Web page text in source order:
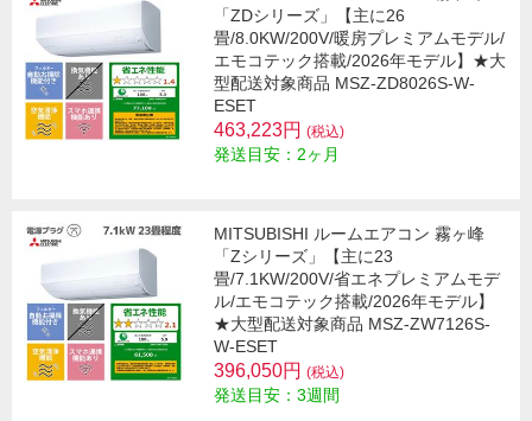
「ZDシリーズ」【主に26
畳/8.0KW/200V/暖房プレミアムモデル/
エモコテック搭載/2026年モデル】★大
型配送対象商品 MSZ-ZD8026S-W-
ESET
463,223円 (税込)
発送目安：2ヶ月
MITSUBISHI ルームエアコン 霧ヶ峰
「Zシリーズ」【主に23
畳/7.1KW/200V/省エネプレミアムモデ
ル/エモコテック搭載/2026年モデル】
★大型配送対象商品 MSZ-ZW7126S-
W-ESET
396,050円 (税込)
発送目安：3週間